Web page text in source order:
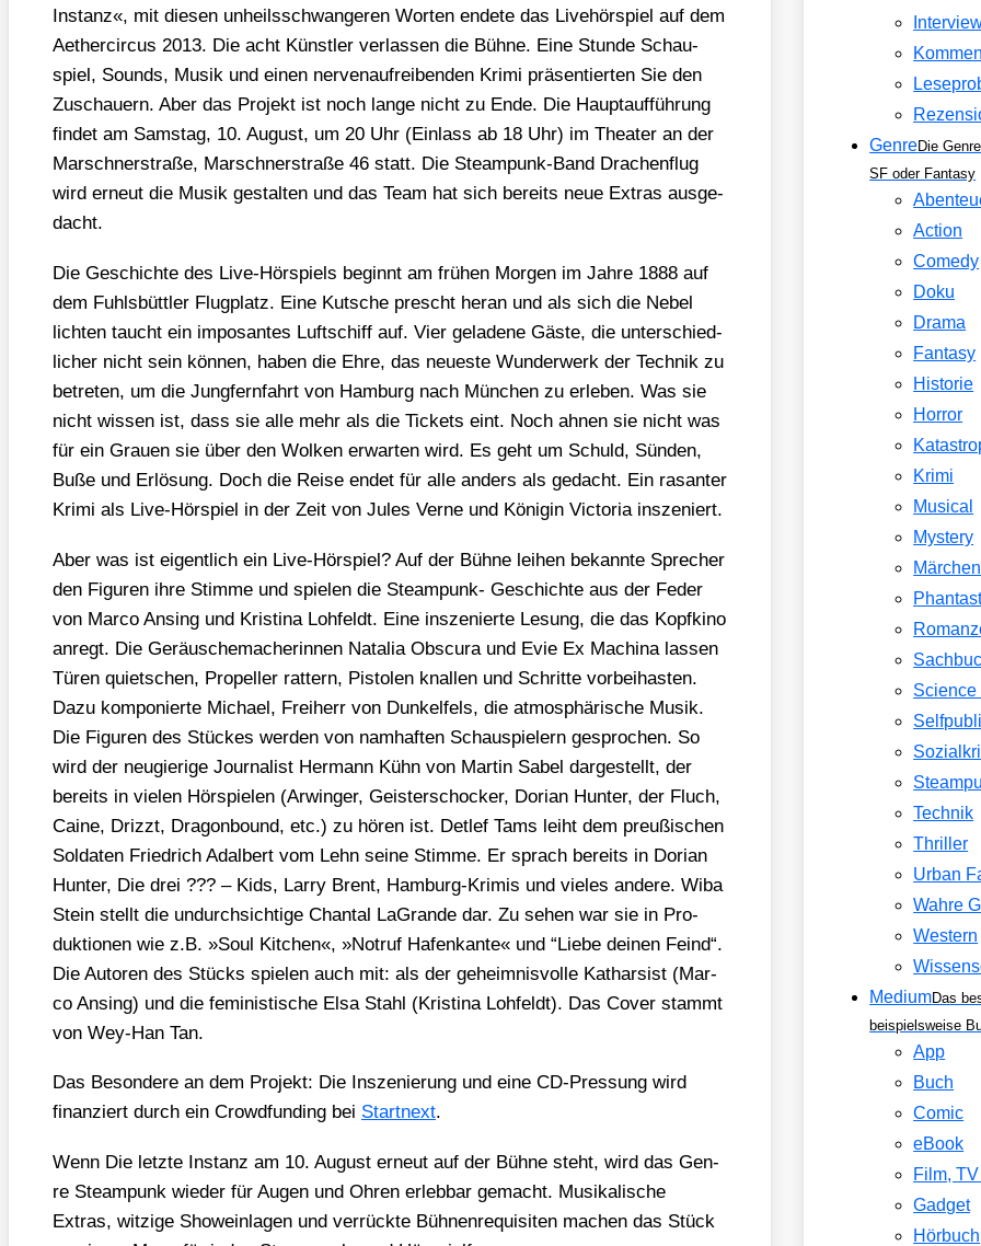
Instanz«, mit die­sen unheils­schwan­ge­ren Wor­ten ende­te das Live­hör­spiel auf dem
Aether­cir­cus 2013. Die acht Künst­ler ver­las­sen die Büh­ne. Eine Stun­de Schau­
spiel, Sounds, Musik und einen ner­ven­auf­rei­ben­den Kri­mi prä­sen­tier­ten Sie den
Zuschau­ern. Aber das Pro­jekt ist noch lan­ge nicht zu Ende. Die Haupt­auf­füh­rung
fin­det am Sams­tag, 10. August, um 20 Uhr (Ein­lass ab 18 Uhr) im Thea­ter an der
Marsch­ner­stra­ße, Marsch­ner­stra­ße 46 statt. Die Steam­punk-Band Dra­chen­flug
wird erneut die Musik gestal­ten und das Team hat sich bereits neue Extras aus­ge­
dacht.
Die Geschich­te des Live-Hör­spiels beginnt am frü­hen Mor­gen im Jah­re 1888 auf
dem Fuhls­bütt­ler Flug­platz. Eine Kut­sche prescht her­an und als sich die Nebel
lich­ten taucht ein impo­san­tes Luft­schiff auf. Vier gela­de­ne Gäs­te, die unter­schied­
li­cher nicht sein kön­nen, haben die Ehre, das neu­es­te Wun­der­werk der Tech­nik zu
betre­ten, um die Jung­fern­fahrt von Ham­burg nach Mün­chen zu erle­ben. Was sie
nicht wis­sen ist, dass sie alle mehr als die Tickets eint. Noch ahnen sie nicht was
für ein Grau­en sie über den Wol­ken erwar­ten wird. Es geht um Schuld, Sün­den,
Buße und Erlö­sung. Doch die Rei­se endet für alle anders als gedacht. Ein rasan­ter
Kri­mi als Live-Hör­spiel in der Zeit von Jules Ver­ne und Köni­gin Vic­to­ria insze­niert.
Aber was ist eigent­lich ein Live-Hör­spiel? Auf der Büh­ne lei­hen bekann­te Spre­cher
den Figu­ren ihre Stim­me und spie­len die Steam­punk- Geschich­te aus der Feder
von Mar­co Ansing und Kris­ti­na Loh­feldt. Eine insze­nier­te Lesung, die das Kopf­ki­no
anregt. Die Geräu­sche­ma­che­rin­nen Nata­lia Obscu­ra und Evie Ex Machi­na las­sen
Türen quiet­schen, Pro­pel­ler rat­tern, Pis­to­len knal­len und Schrit­te vor­bei­has­ten.
Dazu kom­po­nier­te Micha­el, Frei­herr von Dun­kel­fels, die atmo­sphä­ri­sche Musik.
Die Figu­ren des Stü­ckes wer­den von nam­haf­ten Schau­spie­lern gespro­chen. So
wird der neu­gie­ri­ge Jour­na­list Her­mann Kühn von Mar­tin Sabel dar­ge­stellt, der
bereits in vie­len Hör­spie­len (Arwin­ger, Geis­ter­scho­cker, Dori­an Hun­ter, der Fluch,
Cai­ne, Drizzt, Dra­gon­bound, etc.) zu hören ist. Det­lef Tams leiht dem preu­ßi­schen
Sol­da­ten Fried­rich Adal­bert vom Lehn sei­ne Stim­me. Er sprach bereits in Dori­an
Hun­ter, Die drei ??? – Kids, Lar­ry Brent, Ham­burg-Kri­mis und vie­les ande­re. Wiba
Stein stellt die undurch­sich­ti­ge Chan­tal LaGran­de dar. Zu sehen war sie in Pro­
duk­tio­nen wie z.B. »Soul Kit­chen«, »Not­ruf Hafen­kan­te« und “Lie­be dei­nen Feind“.
Die Autoren des Stücks spie­len auch mit: als der geheim­nis­vol­le Kathar­sist (Mar­
co Ansing) und die femi­nis­ti­sche Elsa Stahl (Kris­ti­na Loh­feldt). Das Cover stammt
von Wey-Han Tan.
Das Beson­de­re an dem Pro­jekt: Die Insze­nie­rung und eine CD-Pres­sung wird
finan­ziert durch ein Crowd­fun­ding bei Start­next.
Wenn Die letz­te Instanz am 10. August erneut auf der Büh­ne steht, wird das Gen­
re Steam­punk wie­der für Augen und Ohren erleb­bar gemacht. Musi­ka­li­sche
Extras, wit­zi­ge Show­ein­la­gen und ver­rück­te Büh­nen­re­qui­si­ten machen das Stück
GenreDie
SF oder Fantasy
Action
Comedy
Doku
Drama
Fantasy
Historie
Horror
Krimi
Musical
Mystery
Märchen
Science
Technik
Thriller
Urban
Wahre
Western
MediumDas
beispielsweise
App
Buch
Comic
eBook
Film,
Gadget
Hörbuch